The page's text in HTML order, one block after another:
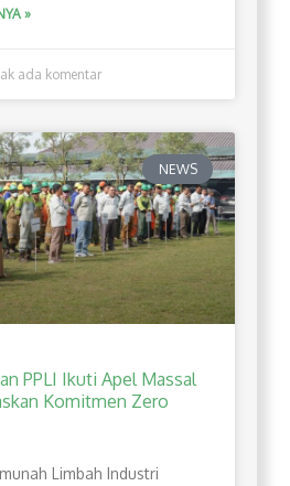
»
ada komentar
NEWS
PPLI Ikuti Apel Massal
Komitmen Zero
Limbah Industri